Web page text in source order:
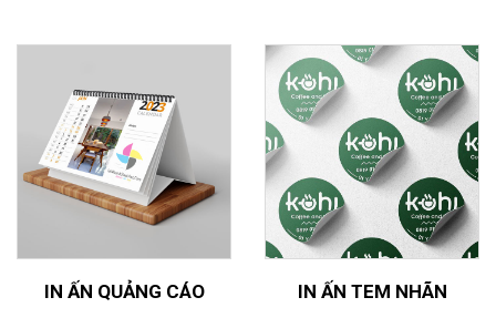
IN ẤN QUẢNG CÁO IN ẤN TEM NHÃN